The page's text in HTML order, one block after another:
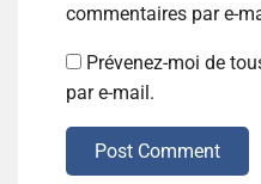
commentaires par e-
Prévenez-moi de
par e-mail.
Post Comment